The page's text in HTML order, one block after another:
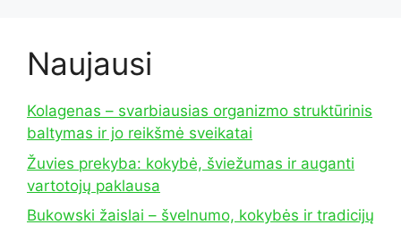
Naujausi
Kolagenas – svarbiausias organizmo struktūrinis
baltymas ir jo reikšmė sveikatai
Žuvies prekyba: kokybė, šviežumas ir auganti
vartotojų paklausa
Bukowski žaislai – švelnumo, kokybės ir tradicijų